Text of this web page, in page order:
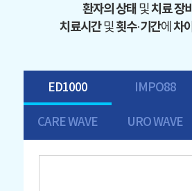
환자의 상태 및치료 장비
치료시간및횟수·기간에차이
ED1000 IMPO88
CARE WAVE URO WAVE